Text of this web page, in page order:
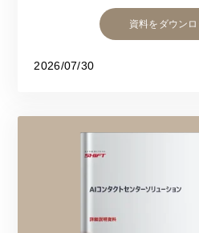
資料をダウン
2026/07/30